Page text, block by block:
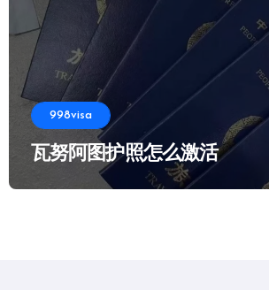
998visa
瓦努阿图护照怎么激活